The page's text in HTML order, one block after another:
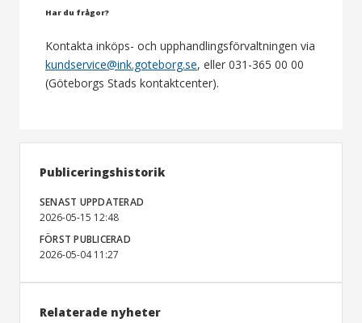
Har du frågor?
Kontakta inköps- och upphandlingsförvaltningen via
kundservice@ink.goteborg.se, eller 031-365 00 00
(Göteborgs Stads kontaktcenter).
Publiceringshistorik
SENAST UPPDATERAD
2026-05-15 12:48
FÖRST PUBLICERAD
2026-05-04 11:27
Relaterade nyheter